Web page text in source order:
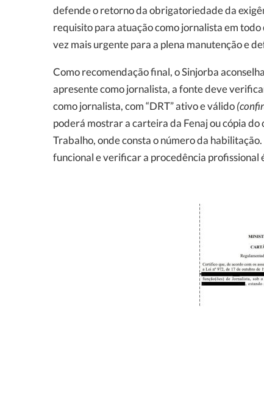
defende o retorno da obrigatoriedade da
requisito para atuação como jornalista em
vez mais urgente para a plena manutenção e
Como recomendação final, o Sinjorba
apresente como jornalista, a fonte deve
como jornalista, com “DRT” ativo e válido
poderá mostrar a carteira da Fenaj ou cópia
Trabalho, onde consta o número da
funcional e verificar a procedência profissional